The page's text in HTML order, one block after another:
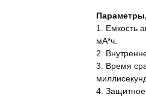
1. Емкость
мА*ч.
2.
3. Время
4.